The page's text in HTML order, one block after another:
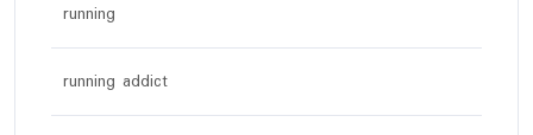
running
running addict